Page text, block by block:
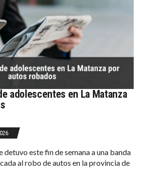
adolescentes en La Matanza
detuvo este fin de semana a una banda
al robo de autos en la provincia de